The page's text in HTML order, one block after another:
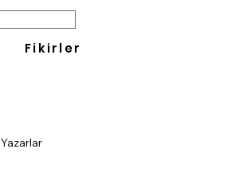
Fikirler
Yazarlar